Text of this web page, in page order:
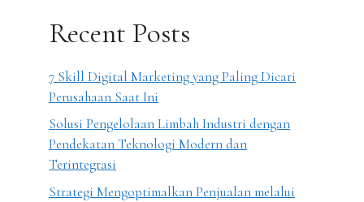
Recent Posts
7 Skill Digital Marketing yang Paling Dicari
Perusahaan Saat Ini
Solusi Pengelolaan Limbah Industri dengan
Pendekatan Teknologi Modern dan
Terintegrasi
Strategi Mengoptimalkan Penjualan melalui